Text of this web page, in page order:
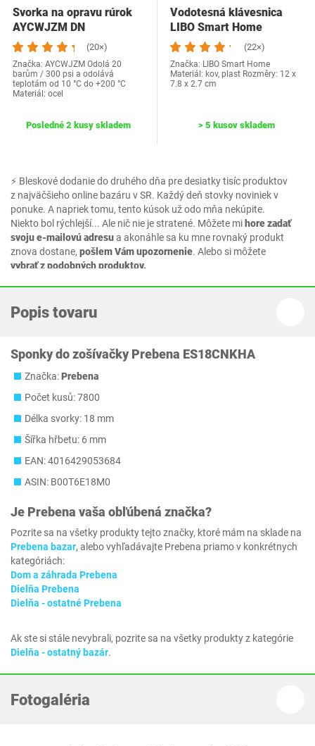
⚡ Bleskové dodanie do druhého dňa pre desiatky tisíc produktov
z najväčšieho online bazáru v SR. Každý deň stovky noviniek v
ponuke. A napriek tomu, tento kúsok už odo mňa nekúpite.
Niekto bol rýchlejší... Ale nič nie je stratené. Môžete mi hore zadať
svoju e-mailovú adresua akonáhle sa ku mne rovnaký produkt
znova dostane, pošlem Vám upozornenie. Alebo si môžete
vybrať z podobných produktov.
Svorka na opravu rúrok
AYCWJZM DN
(20×)
Značka: AYCWJZM Odolá 20
barům / 300 psi a odolává
teplotám od 10 °C do +200 °C
Materiál: ocel
Posledné 2 kusy skladem
Vodotesná klávesnica
LIBO Smart Home
(22×)
Značka: LIBO Smart Home
Materiál: kov, plast Rozměry: 12 x
7.8 x 2.7 cm
> 5 kusov skladem
Popis tovaru
Sponky do zošívačky Prebena ES18CNKHA
Značka:Prebena
Počet kusů: 7800
Délka svorky: 18 mm
Šířka hřbetu: 6 mm
EAN: 4016429053684
ASIN: B00T6E18M0
Je Prebena vaša obľúbená značka?
Pozrite sa na všetky produkty tejto značky, ktoré mám na sklade na
Prebena bazar, alebo vyhľadávajte Prebena priamo v konkrétnych
kategóriách:
Dom a záhrada Prebena
Dielňa Prebena
Dielňa - ostatné Prebena
Ak ste si stále nevybrali, pozrite sa na všetky produkty z kategórie
Dielňa - ostatný bazár.
Fotogaléria